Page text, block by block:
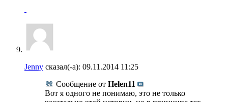
Jenny сказал(-а): 09.11.2014 11:25
Сообщение от Helen11
Вот я одного не понимаю, это не только